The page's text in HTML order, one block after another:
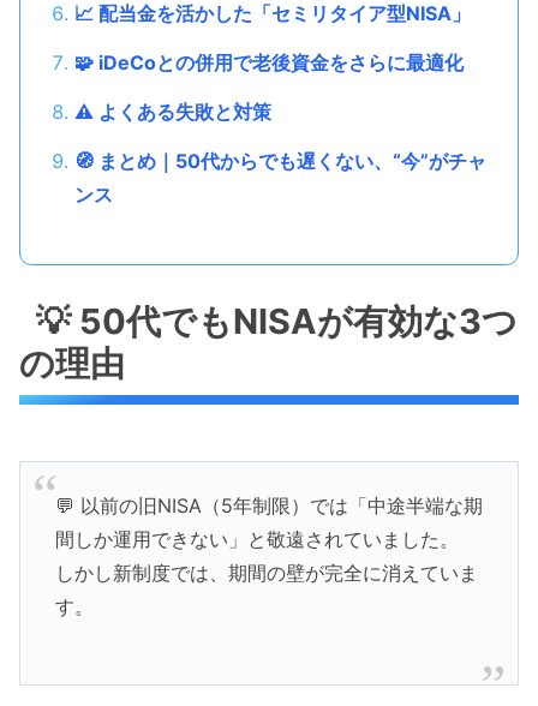
📈 配当金を活かした「セミリタイア型NISA」
🧩 iDeCoとの併用で老後資金をさらに最適化
⚠️ よくある失敗と対策
🧭 まとめ｜50代からでも遅くない、“今”がチャ
ンス
💡 50代でもNISAが有効な3つ
の理由
💬 以前の旧NISA（5年制限）では「中途半端な期
間しか運用できない」と敬遠されていました。
しかし新制度では、期間の壁が完全に消えていま
す。